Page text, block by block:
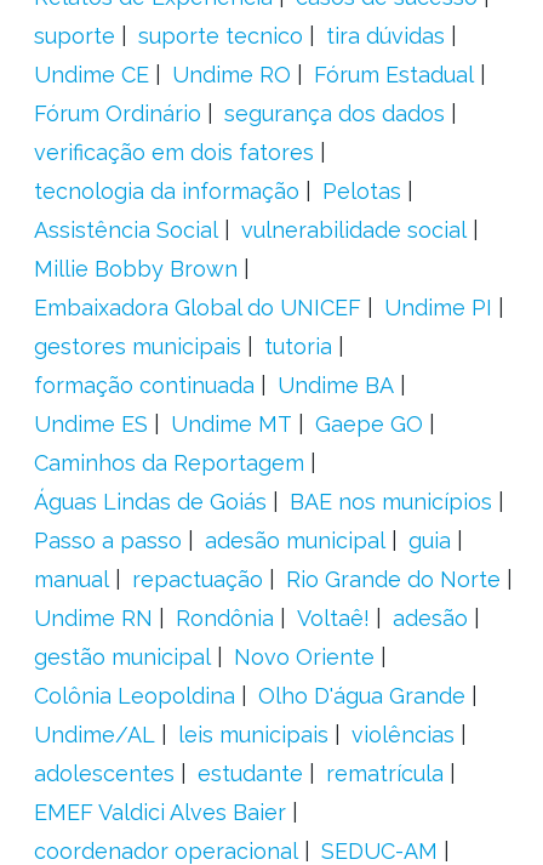
suporte
suporte tecnico
tira dúvidas
Undime CE
Undime RO
Fórum Estadual
Fórum Ordinário
segurança dos dados
verificação em dois fatores
tecnologia da informação
Pelotas
Assistência Social
vulnerabilidade social
Millie Bobby Brown
Embaixadora Global do UNICEF
Undime PI
gestores municipais
tutoria
formação continuada
Undime BA
Undime ES
Undime MT
Gaepe GO
Caminhos da Reportagem
Águas Lindas de Goiás
BAE nos municípios
Passo a passo
adesão municipal
guia
manual
repactuação
Rio Grande do Norte
Undime RN
Rondônia Voltaê!
adesão
gestão municipal
Novo Oriente
Colônia Leopoldina
Olho D'água Grande
Undime/AL
leis municipais
violências
adolescentes
estudante
rematrícula
EMEF Valdici Alves Baier
coordenador operacional
SEDUC-AM